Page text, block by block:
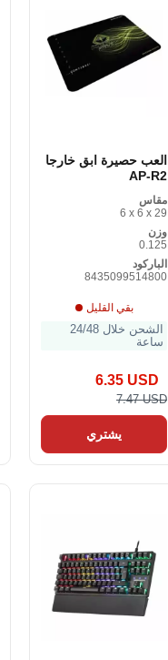
العب حصيرة ابق خارجا
AP-R2
مقاس
6 x 6 x 29
وزن
0.125
الباركود
8435099514800
بقي القليل
الشحن خلال 24/48
ساعة
6.35 USD
7.47 USD
يشتري